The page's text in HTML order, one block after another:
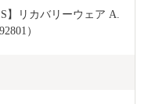
】リカバリーウェア A.
）